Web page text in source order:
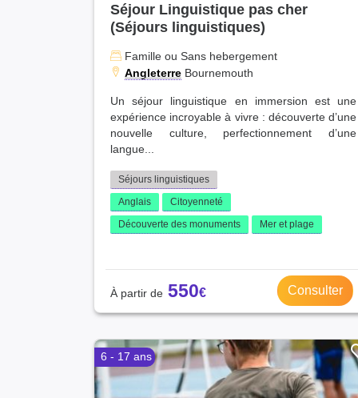
Séjour Linguistique pas cher
(Séjours linguistiques)
Famille ou Sans hebergement
Angleterre Bournemouth
Un séjour linguistique en immersion est une
expérience incroyable à vivre : découverte d’une
nouvelle culture, perfectionnement d’une
langue...
Séjours linguistiques
Anglais
Citoyenneté
Découverte des monuments
Mer et plage
550 Consulter
6 - 17 ans